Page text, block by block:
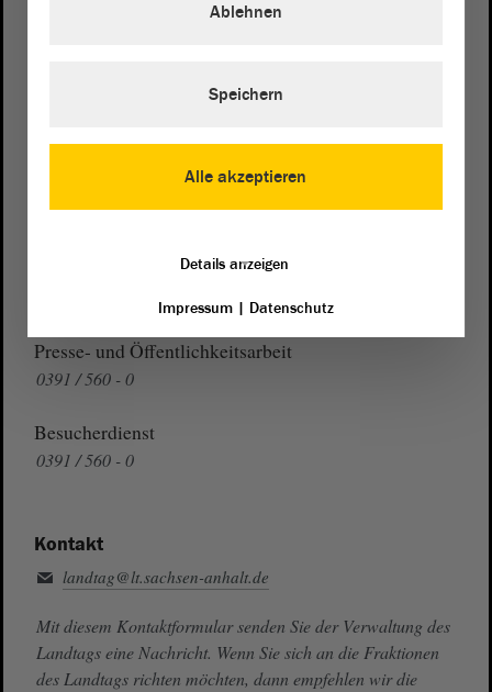
Wegbeschreibung
0391 / 560 - 0
Presse- und Öffentlichkeitsarbeit
0391 / 560 - 0
Besucherdienst
0391 / 560 - 0
Kontakt
landtag@lt.sachsen-anhalt.de
Mit diesem Kontaktformular senden Sie der Verwaltung des
Landtags eine Nachricht. Wenn Sie sich an die Fraktionen
des Landtags richten möchten, dann empfehlen wir die
Alle akzeptieren
Ablehnen
Speichern
Details anzeigen
Impressum| Datenschutz